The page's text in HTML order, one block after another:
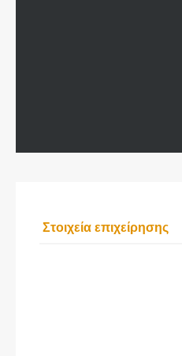
Στοιχεία επιχείρησης